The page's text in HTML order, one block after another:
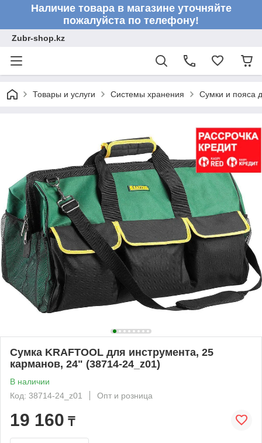
Наличие товара в магазине уточняйте
пожалуйста по телефону!
Zubr-shop.kz
Товары и услуги Системы хранения Сумки и пояса
Сумка KRAFTOOL для инструмента, 25
карманов, 24" (38714-24_z01)
В наличии
Код: 38714-24_z01
Опт и розница
19 160 ₸